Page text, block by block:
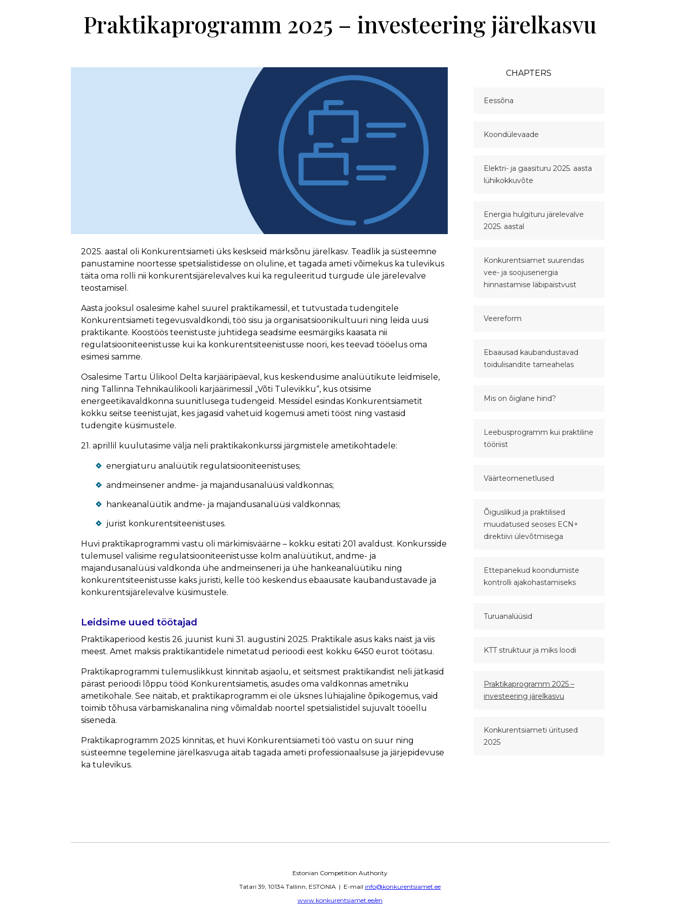
Praktikaprogramm 2025 – investeering järelkasvu
CHAPTERS
Eessõna
Koondülevaade
Elektri- ja gaasituru 2025. aasta
lühikokkuvõte
Energia hulgituru järelevalve
2025. aastal
Konkurentsiamet suurendas
vee- ja soojusenergia
hinnastamise läbipaistvust
Veereform
Ebaausad kaubandustavad
toidulisandite tarneahelas
Mis on õiglane hind?
Leebusprogramm kui praktiline
tööriist
Väärteomenetlused
Õiguslikud ja praktilised
muudatused seoses ECN+
direktiivi ülevõtmisega
Ettepanekud koondumiste
kontrolli ajakohastamiseks
Turuanalüüsid
KTT struktuur ja miks loodi
Praktikaprogramm 2025 –
investeering järelkasvu
Konkurentsiameti üritused
2025
2025. aastal oli Konkurentsiameti üks keskseid märksõnu järelkasv. Teadlik ja süsteemne
panustamine noortesse spetsialistidesse on oluline, et tagada ameti võimekus ka tulevikus
täita oma rolli nii konkurentsijärelevalves kui ka reguleeritud turgude üle järelevalve
teostamisel.
Aasta jooksul osalesime kahel suurel praktikamessil, et tutvustada tudengitele
Konkurentsiameti tegevusvaldkondi, töö sisu ja organisatsioonikultuuri ning leida uusi
praktikante. Koostöös teenistuste juhtidega seadsime eesmärgiks kaasata nii
regulatsiooniteenistusse kui ka konkurentsiteenistusse noori, kes teevad tööelus oma
esimesi samme.
Osalesime Tartu Ülikool Delta karjääripäeval, kus keskendusime analüütikute leidmisele,
ning Tallinna Tehnikaülikooli karjäärimessil „Võti Tulevikku“, kus otsisime
energeetikavaldkonna suunitlusega tudengeid. Messidel esindas Konkurentsiametit
kokku seitse teenistujat, kes jagasid vahetuid kogemusi ameti tööst ning vastasid
tudengite küsimustele.
21. aprillil kuulutasime välja neli praktikakonkurssi järgmistele ametikohtadele:
energiaturu analüütik regulatsiooniteenistuses;
andmeinsener andme- ja majandusanalüüsi valdkonnas;
hankeanalüütik andme- ja majandusanalüüsi valdkonnas;
jurist konkurentsiteenistuses.
Huvi praktikaprogrammi vastu oli märkimisväärne – kokku esitati 201 avaldust. Konkursside
tulemusel valisime regulatsiooniteenistusse kolm analüütikut, andme- ja
majandusanalüüsi valdkonda ühe andmeinseneri ja ühe hankeanalüütiku ning
konkurentsiteenistusse kaks juristi, kelle töö keskendus ebaausate kaubandustavade ja
konkurentsijärelevalve küsimustele.
Leidsime uued töötajad
Praktikaperiood kestis 26. juunist kuni 31. augustini 2025. Praktikale asus kaks naist ja viis
meest. Amet maksis praktikantidele nimetatud perioodi eest kokku 6450 eurot töötasu.
Praktikaprogrammi tulemuslikkust kinnitab asjaolu, et seitsmest praktikandist neli jätkasid
pärast perioodi lõppu tööd Konkurentsiametis, asudes oma valdkonnas ametniku
ametikohale. See näitab, et praktikaprogramm ei ole üksnes lühiajaline õpikogemus, vaid
toimib tõhusa värbamiskanalina ning võimaldab noortel spetsialistidel sujuvalt tööellu
siseneda.
Praktikaprogramm 2025 kinnitas, et huvi Konkurentsiameti töö vastu on suur ning
süsteemne tegelemine järelkasvuga aitab tagada ameti professionaalsuse ja järjepidevuse
ka tulevikus.
Estonian Competition Authority
Tatari 39, 10134 Tallinn, ESTONIA | E-mail info@konkurentsiamet.ee
www.konkurentsiamet.ee/en